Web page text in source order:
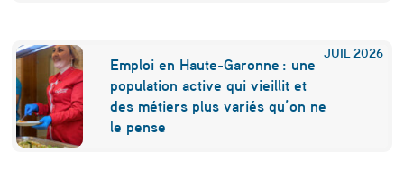
p
o
u
s
JUIL 2026
Emploi en Haute-Garonne : une
population active qui vieillit et
des métiers plus variés qu’on ne
le pense